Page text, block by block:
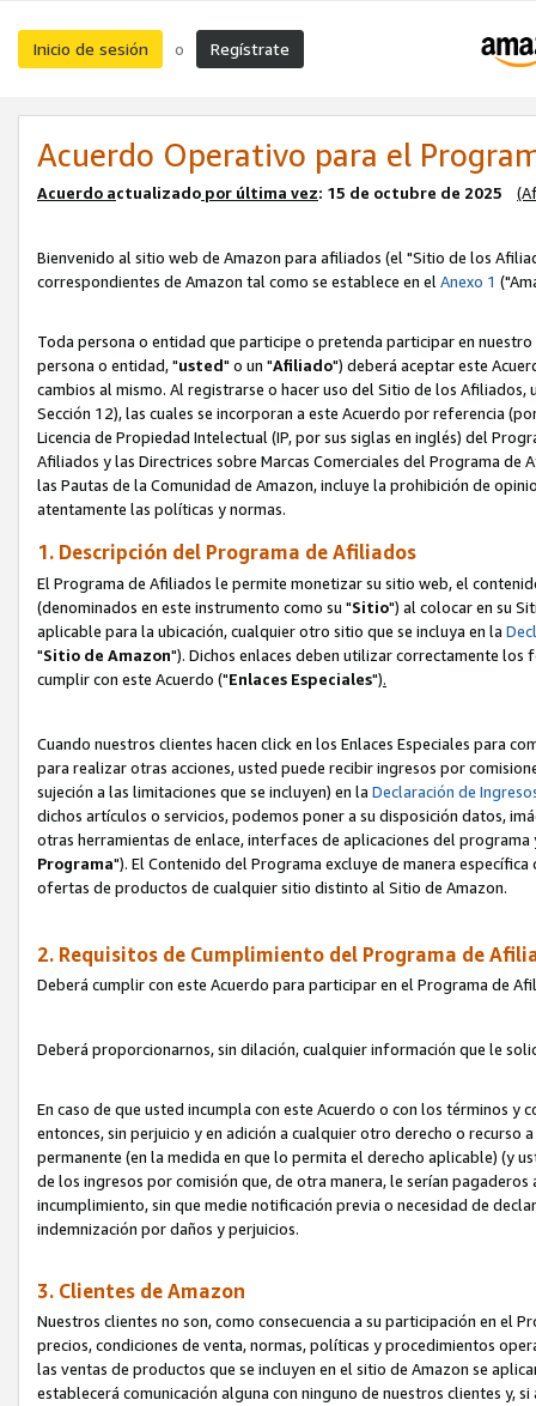
Inicio de sesión o Regístrate
Acuerdo Operativo para el
Acuerdo actualizado por última vez: 15 de octubre de 2025
Bienvenido al sitio web de Amazon para afiliados (el "Sitio de los
correspondientes de Amazon tal como se establece en elAnexo 1
Toda persona o entidad que participe o pretenda participar en
persona o entidad, "usted" o un "Afiliado") deberá aceptar este
cambios al mismo. Al registrarse o hacer uso del Sitio de los
Sección 12), las cuales se incorporan a este Acuerdo por referencia
Licencia de Propiedad Intelectual (IP, por sus siglas en inglés) del
Afiliados y las Directrices sobre Marcas Comerciales del Programa
las Pautas de la Comunidad de Amazon, incluye la prohibición de
atentamente las políticas y normas.
1. Descripción del Programa de Afiliados
El Programa de Afiliados le permite monetizar su sitio web, el
(denominados en este instrumento como su "Sitio") al colocar en su
aplicable para la ubicación, cualquier otro sitio que se incluya en la
"Sitio de Amazon"). Dichos enlaces deben utilizar correctamente los
cumplir con este Acuerdo ("Enlaces Especiales").
Cuando nuestros clientes hacen click en los Enlaces Especiales para
para realizar otras acciones, usted puede recibir ingresos por
sujeción a las limitaciones que se incluyen) en la Declaración de
dichos artículos o servicios, podemos poner a su disposición datos,
otras herramientas de enlace, interfaces de aplicaciones del
Programa"). El Contenido del Programa excluye de manera
ofertas de productos de cualquier sitio distinto al Sitio de Amazon.
2. Requisitos de Cumplimiento del Programa de
Deberá cumplir con este Acuerdo para participar en el Programa de
Deberá proporcionarnos, sin dilación, cualquier información que le
En caso de que usted incumpla con este Acuerdo o con los términos
entonces, sin perjuicio y en adición a cualquier otro derecho o
permanente (en la medida en que lo permita el derecho aplicable) (y
de los ingresos por comisión que, de otra manera, le serían
incumplimiento, sin que medie notificación previa o necesidad de
indemnización por daños y perjuicios.
3. Clientes de Amazon
Nuestros clientes no son, como consecuencia a su participación en el
precios, condiciones de venta, normas, políticas y procedimientos
las ventas de productos que se incluyen en el sitio de Amazon se
establecerá comunicación alguna con ninguno de nuestros clientes y,